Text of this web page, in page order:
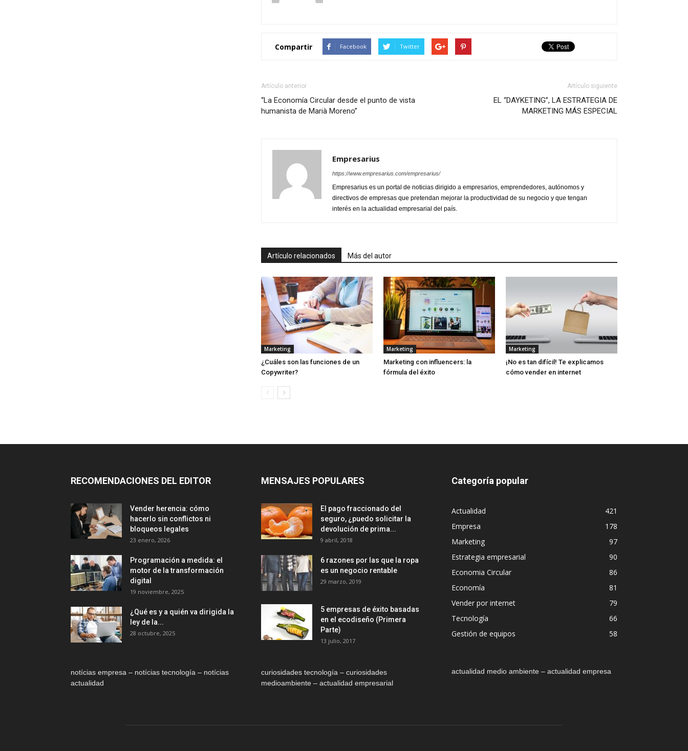
Compartir Facebook Twitter
Artículo anterior
“La Economía Circular desde el punto de vista
humanista de Marià Moreno”
Artículo siguiente
EL “DAYKETING”, LA ESTRATEGIA DE
MARKETING MÁS ESPECIAL
Empresarius
https://www.empresarius.com/empresarius/
Empresarius es un portal de noticias dirigido a empresarios, emprendedores, autónomos y
directivos de empresas que pretendan mejorar la productividad de su negocio y que tengan
interés en la actualidad empresarial del país.
Artículo relacionados Más del autor
Marketing
¿Cuáles son las funciones de un
Copywriter?
Marketing
Marketing con influencers: la
fórmula del éxito
Marketing
¡No es tan difícil! Te explicamos
cómo vender en internet
RECOMENDACIONES DEL EDITOR
Vender herencia: cómo
hacerlo sin conflictos ni
bloqueos legales
23 enero, 2026
Programación a medida: el
motor de la transformación
digital
19 noviembre, 2025
¿Qué es y a quién va dirigida la
ley de la...
28 octubre, 2025
notícias empresa – notícias tecnología – notícias
actualidad
MENSAJES POPULARES
El pago fraccionado del
seguro, ¿puedo solicitar la
devolución de prima...
9 abril, 2018
6 razones por las que la ropa
es un negocio rentable
29 marzo, 2019
5 empresas de éxito basadas
en el ecodiseño (Primera
Parte)
13 julio, 2017
curiosidades tecnología – curiosidades
medioambiente – actualidad empresarial
Categoría popular
Actualidad
421
Empresa
178
Marketing
97
Estrategia empresarial
90
Economia Circular
86
Economía
81
Vender por internet
79
Tecnología
66
Gestión de equipos
58
actualidad medio ambiente – actualidad empresa